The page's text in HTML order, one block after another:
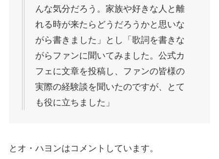
んな気分だろう。家族や好きな人と離
れる時が来たらどうだろうかと思いな
がら書きました」とし「歌詞を書きな
がらファンに聞いてみました。公式カ
フェに文章を投稿し、ファンの皆様の
実際の経験談を聞いたのですが、とて
も役に立ちました」
とオ・ハヨンはコメントしています。